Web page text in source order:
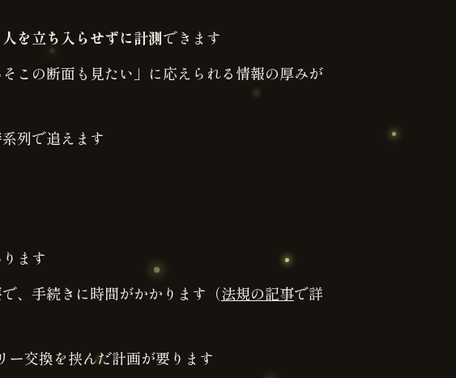
人を立ち入らせずに計測できます
この断面も見たい」に応えられる情報の厚みが
列で追えます
ます
、手続きに時間がかかります（法規の記事で詳
交換を挟んだ計画が要ります